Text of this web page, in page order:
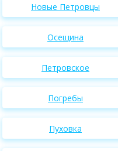
Новые Петровцы
Осещина
Петровское
Погребы
Пуховка